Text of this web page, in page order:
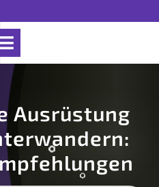
Open
Ausrüstung